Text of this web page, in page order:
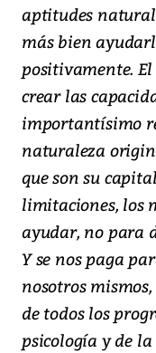
aptitudes
más bien
positivamente.
crear las
importantísimo
naturaleza
que son su
limitaciones, los
ayudar, no para
Y se nos paga
nosotros
de todos los
psicología y de